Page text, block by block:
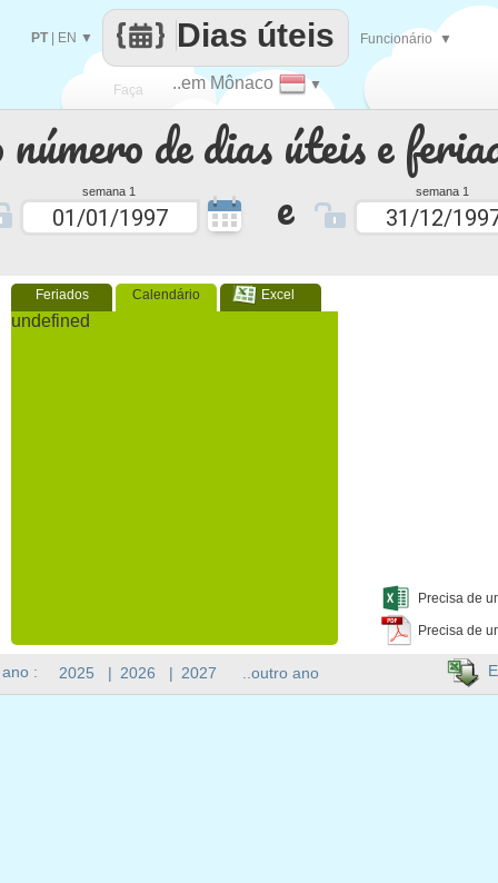
de dias úteis e
semana 1 e semana 1
Feriados Calendário Excel
undefined
Precisa de
Precisa de
Faça
cada
..em Mônaco ▼
Dias úteis
PT| EN ▼ Funcionário ▼
: 2025 | 2026 | 2027 ..outro ano